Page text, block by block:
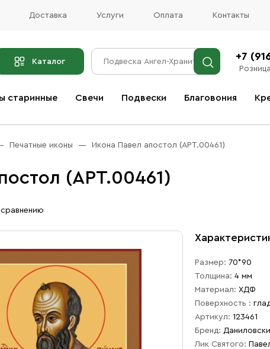
Доставка Услуги Оплата Контакты
Каталог +7
старинные Свечи Подвески Благовония
Печатные иконы Икона Павел апостол (АРТ.00461)
(АРТ.00461)
сравнению
Размер: 70*90
Толщина: 4 мм
Материал: ХДФ
Поверхность :
Артикул: 123461
Бренд:
Лик Святого: